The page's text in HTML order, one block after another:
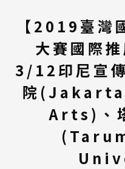
【2019臺灣
大賽國際
3/12印尼宣
院
Arts)、